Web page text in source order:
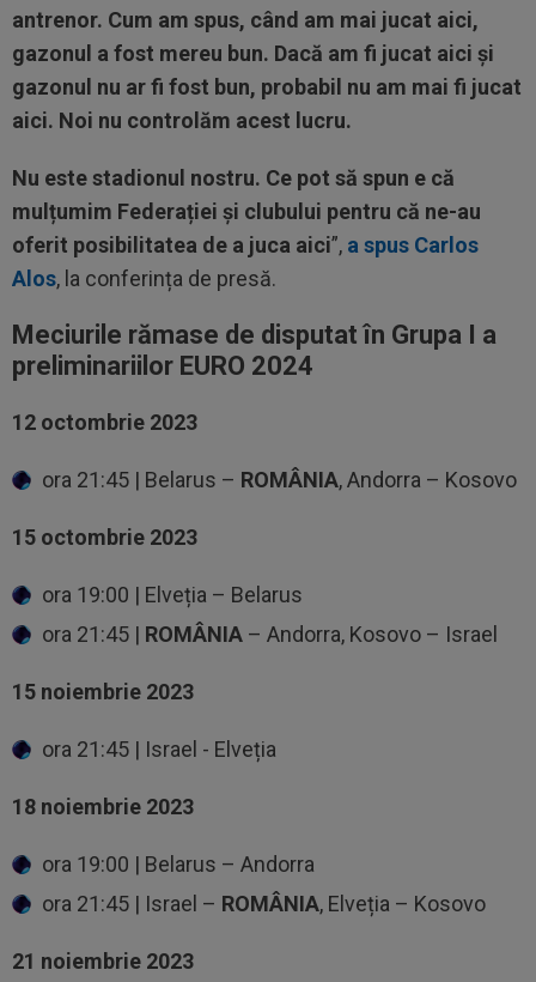
antrenor. Cum am spus, când am mai jucat aici,
gazonul a fost mereu bun. Dacă am fi jucat aici și
gazonul nu ar fi fost bun, probabil nu am mai fi jucat
aici. Noi nu controlăm acest lucru.
Nu este stadionul nostru. Ce pot să spun e că
mulțumim Federației și clubului pentru că ne-au
oferit posibilitatea de a juca aici”, a spus Carlos
Alos, la conferința de presă.
Meciurile rămase de disputat în Grupa I a
preliminariilor EURO 2024
12 octombrie 2023
ora 21:45 | Belarus – ROMÂNIA, Andorra – Kosovo
15 octombrie 2023
ora 19:00 | Elveția – Belarus
ora 21:45 | ROMÂNIA – Andorra, Kosovo – Israel
15 noiembrie 2023
ora 21:45 | Israel - Elveția
18 noiembrie 2023
ora 19:00 | Belarus – Andorra
ora 21:45 | Israel – ROMÂNIA, Elveția – Kosovo
21 noiembrie 2023